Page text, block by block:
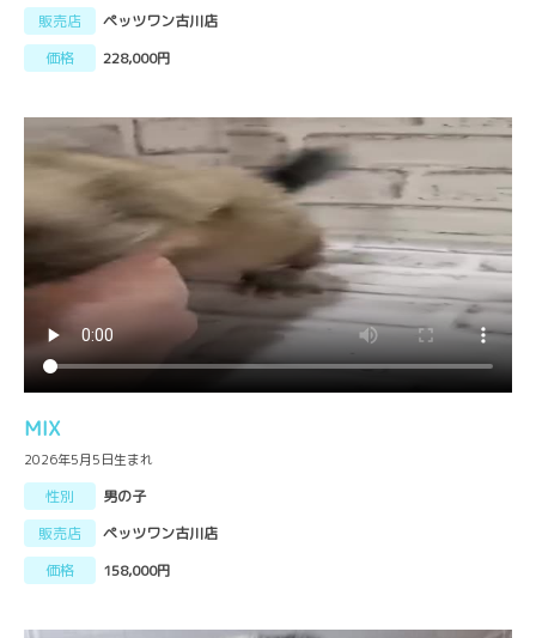
販売店
ペッツワン古川店
価格
228,000円
MIX
2026年5月5日生まれ
性別
男の子
販売店
ペッツワン古川店
価格
158,000円